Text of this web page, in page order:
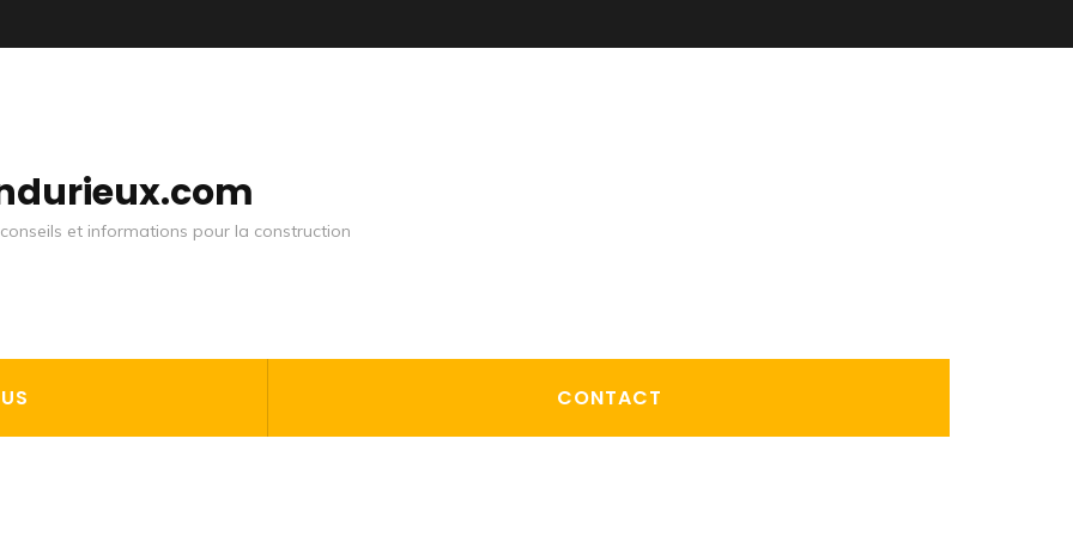
et informations pour la construction
CONTACT